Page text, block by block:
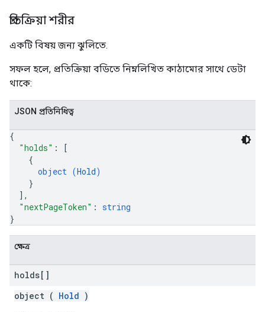
প্রতিক্রিয়া শরীর
একটি বিষয় জন্য ঝুলিতে.
সফল হলে, প্রতিক্রিয়া বডিতে নিম্নলিখিত কাঠামোর সাথে ডেটা
থাকে:
JSON প্রতিনিধিত্ব
{
"holds" :
[
{
object (Hold)
}
] ,
"nextPageToken" : string
}
ক্ষেত্র
holds[]
object ( Hold )